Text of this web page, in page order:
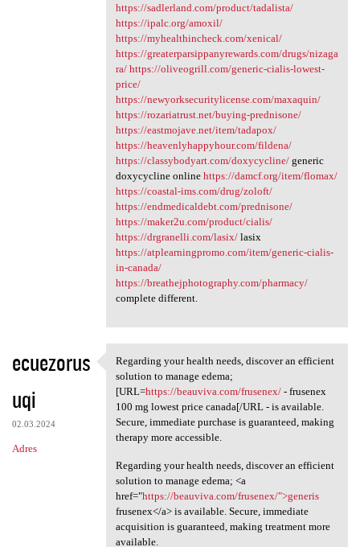
https://sadlerland.com/product/tadalista/
https://ipalc.org/amoxil/
https://myhealthincheck.com/xenical/
https://greaterparsippanyrewards.com/drugs/nizaga
ra/ https://oliveogrill.com/generic-cialis-lowest-
price/
https://newyorksecuritylicense.com/maxaquin/
https://rozariatrust.net/buying-prednisone/
https://eastmojave.net/item/tadapox/
https://heavenlyhappyhour.com/fildena/
https://classybodyart.com/doxycycline/generic
doxycycline online https://damcf.org/item/flomax/
https://coastal-ims.com/drug/zoloft/
https://endmedicaldebt.com/prednisone/
https://maker2u.com/product/cialis/
https://drgranelli.com/lasix/lasix
https://atplearningpromo.com/item/generic-cialis-
in-canada/
https://breathejphotography.com/pharmacy/
complete different.
ecuezorus
uqi
02.03.2024
Adres
Regarding your health needs,
Regarding your health needs, discover an efficient
solution to manage edema;
[URL=https://beauviva.com/frusenex/- frusenex
100 mg lowest price canada[/URL - is available.
Secure, immediate purchase is guaranteed, making
therapy more accessible.
Regarding your health needs, discover an efficient
solution to manage edema; <a
href="https://beauviva.com/frusenex/">generis
frusenex</a> is available. Secure, immediate
acquisition is guaranteed, making treatment more
available.